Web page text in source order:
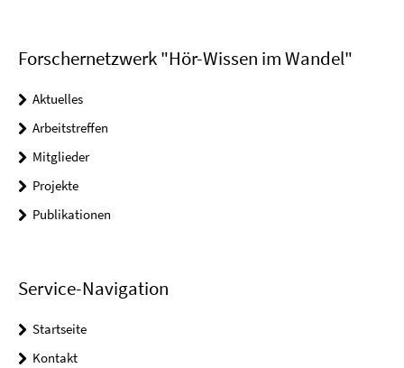
Forschernetzwerk "Hör-Wissen im Wandel"
Aktuelles
Arbeitstreffen
Mitglieder
Projekte
Publikationen
Service-Navigation
Startseite
Kontakt